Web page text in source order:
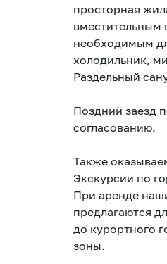
просторная
вместительным
необходимым
холодильник,
Поздний заезд
согласованию.
Также
Экскурсии по
При аренде
предлагаются
до курортного
зоны.